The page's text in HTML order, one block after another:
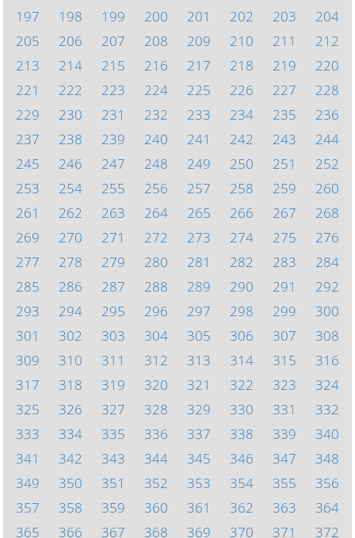
197
198 199 200 201 202 203
204
205
206 207 208 209 210 211
212
213
214 215 216 217 218 219
220
221
222 223 224 225 226 227
228
229
230 231 232 233 234 235
236
237
238 239 240 241 242 243
244
245
246 247 248 249 250 251
252
253
254 255 256 257 258 259
260
261
262 263 264 265 266 267
268
269
270 271 272 273 274 275
276
277
278 279 280 281 282 283
284
285
286 287 288 289 290 291
292
293
294 295 296 297 298 299
300
301
302 303 304 305 306 307
308
309
310 311 312 313 314 315
316
317
318 319 320 321 322 323
324
325
326 327 328 329 330 331
332
333
334 335 336 337 338 339
340
341
342 343 344 345 346 347
348
349
350 351 352 353 354 355
356
357
358 359 360 361 362 363
364
365
366 367 368 369 370 371 372